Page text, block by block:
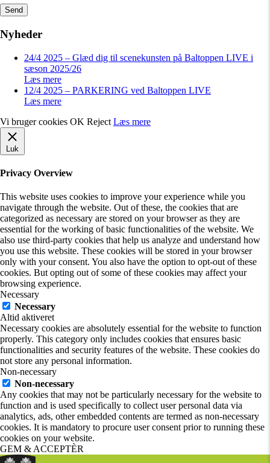
Send
Nyheder
24/4 2025 – Glæd dig til scenekunsten på Baltoppen LIVE i
sæson 2025/26
Læs mere
12/4 2025 – PARKERING ved Baltoppen LIVE
Læs mere
Vi bruger cookies OK Reject Læs mere
Luk
Privacy Overview
This website uses cookies to improve your experience while you
navigate through the website. Out of these, the cookies that are
categorized as necessary are stored on your browser as they are
essential for the working of basic functionalities of the website. We
also use third-party cookies that help us analyze and understand how
you use this website. These cookies will be stored in your browser
only with your consent. You also have the option to opt-out of these
cookies. But opting out of some of these cookies may affect your
browsing experience.
Necessary
Necessary
Altid aktiveret
Necessary cookies are absolutely essential for the website to function
properly. This category only includes cookies that ensures basic
functionalities and security features of the website. These cookies do
not store any personal information.
Non-necessary
Non-necessary
Any cookies that may not be particularly necessary for the website to
function and is used specifically to collect user personal data via
analytics, ads, other embedded contents are termed as non-necessary
cookies. It is mandatory to procure user consent prior to running these
cookies on your website.
GEM & ACCEPTÈR